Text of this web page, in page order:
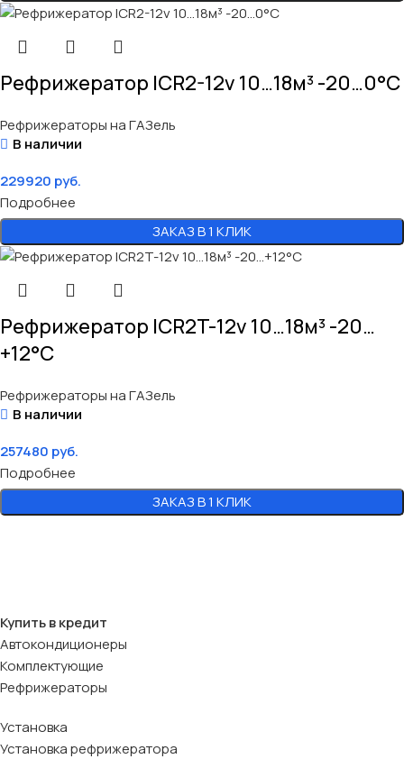
Рефрижератор ICR2-12v 10…18м³ -20…0°C
Рефрижераторы на ГАЗель
В наличии
229920 руб.
Подробнее
ЗАКАЗ В 1 КЛИК
Рефрижератор ICR2T-12v 10…18м³ -20…
+12°C
Рефрижераторы на ГАЗель
В наличии
257480 руб.
Подробнее
ЗАКАЗ В 1 КЛИК
Купить в кредит
Автокондиционеры
Комплектующие
Рефрижераторы
Установка
Установка рефрижератора